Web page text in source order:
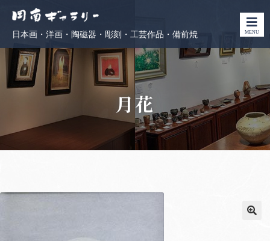
日本画・洋画・陶磁器・彫刻・工芸作品・備前焼 MENU
月花